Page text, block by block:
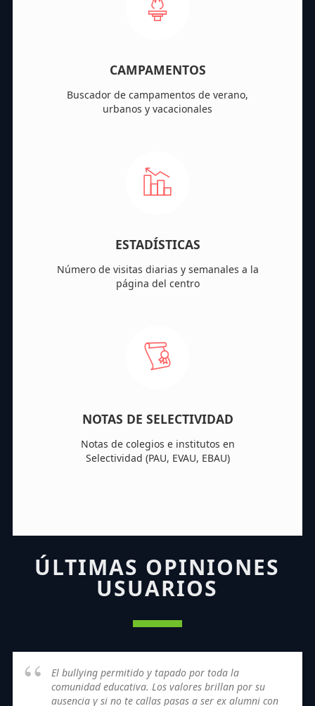
CAMPAMENTOS
Buscador de campamentos de verano,
urbanos y vacacionales
ESTADÍSTICAS
Número de visitas diarias y semanales a la
página del centro
NOTAS DE SELECTIVIDAD
Notas de colegios e institutos en
Selectividad (PAU, EVAU, EBAU)
ÚLTIMAS OPINIONES
USUARIOS
El bullying permitido y tapado por toda la
comunidad educativa. Los valores brillan por su
ausencia y si no te callas pasas a ser ex alumni con